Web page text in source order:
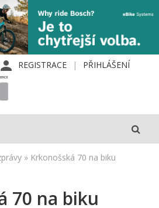
REGISTRACE PŘIHLÁŠENÍ
» Krkonošská 70 na biku
70 na biku